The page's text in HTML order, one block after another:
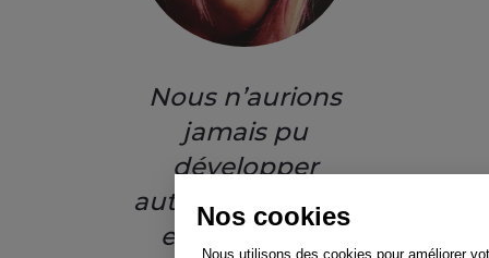
Nos cookies
Nous utilisons des cookies pour améliorer
Nous n’aurions
jamais pu
développer
autant de projets
en ligne sans